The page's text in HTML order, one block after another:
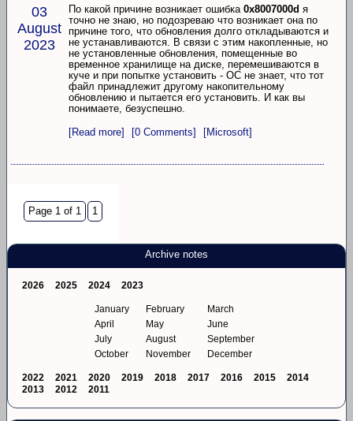
03
August
2023
По какой причине возникает ошибка 0x8007000d я
точно не знаю, но подозреваю что возникает она по
причине того, что обновления долго откладываются и
не устанавливаются. В связи с этим накопленные, но
не установленные обновления, помещенные во
временное хранилище на диске, перемешиваются в
куче и при попытке установить - ОС не знает, что тот
файл принадлежит другому накопительному
обновлению и пытается его установить. И как вы
понимаете, безуспешно.
[Read more]
[0 Comments] [Microsoft]
Page 1 of 1 1
Archive notes
2026 2025 2024 2023
January February
March
April
May
June
July
August
September
October
November December
2022 2021 2020 2019 2018 2017 2016 2015
2014
2013
2012 2011